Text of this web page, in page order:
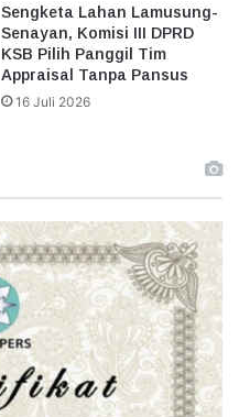
Sengketa Lahan Lamusung-
Senayan, Komisi III DPRD
KSB Pilih Panggil Tim
Appraisal Tanpa Pansus
16 Juli 2026